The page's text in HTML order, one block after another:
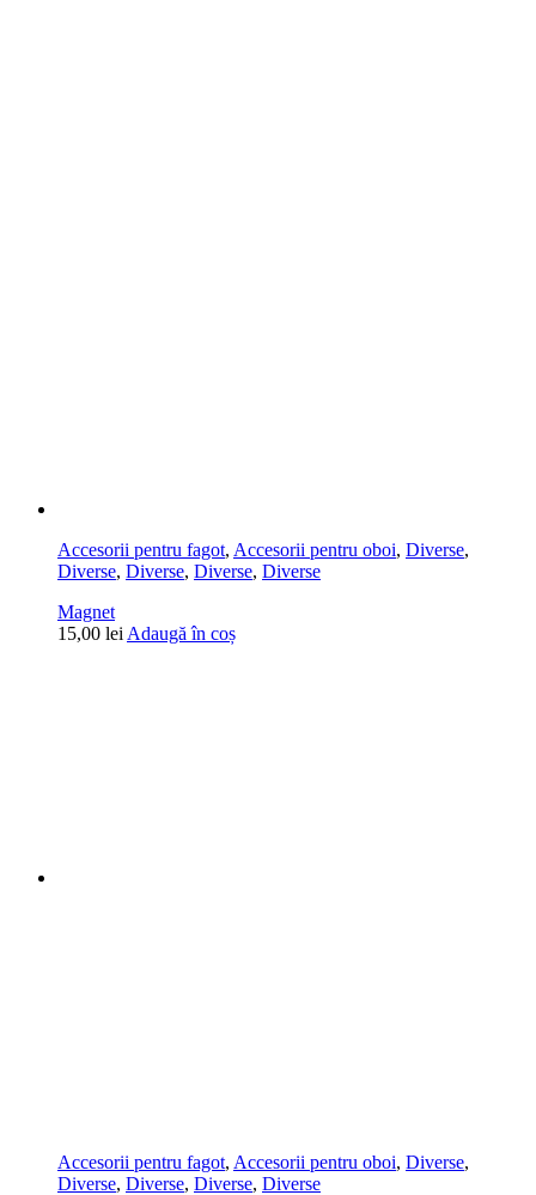
Accesorii pentru fagot, Accesorii pentru oboi, Diverse,
Diverse, Diverse, Diverse, Diverse
Magnet
15,00 lei Adaugă în coș
Accesorii pentru fagot, Accesorii pentru oboi, Diverse,
Diverse, Diverse, Diverse, Diverse